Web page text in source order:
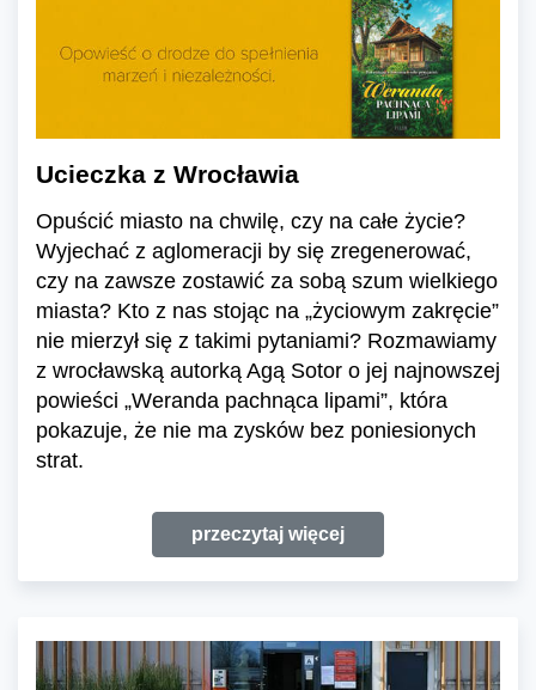
Ucieczka z Wrocławia
Opuścić miasto na chwilę, czy na całe życie?
Wyjechać z aglomeracji by się zregenerować,
czy na zawsze zostawić za sobą szum wielkiego
miasta? Kto z nas stojąc na „życiowym zakręcie”
nie mierzył się z takimi pytaniami? Rozmawiamy
z wrocławską autorką Agą Sotor o jej najnowszej
powieści „Weranda pachnąca lipami”, która
pokazuje, że nie ma zysków bez poniesionych
strat.
przeczytaj więcej